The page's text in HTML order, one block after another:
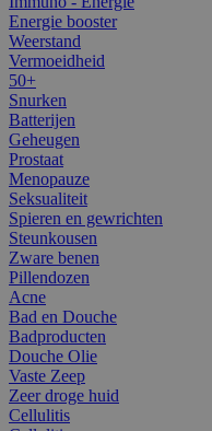
Energie booster
Weerstand
Vermoeidheid
50+
Snurken
Batterijen
Geheugen
Prostaat
Menopauze
Seksualiteit
Spieren en gewrichten
Steunkousen
Zware benen
Pillendozen
Acne
Bad en Douche
Badproducten
Douche Olie
Vaste Zeep
Zeer droge huid
Cellulitis